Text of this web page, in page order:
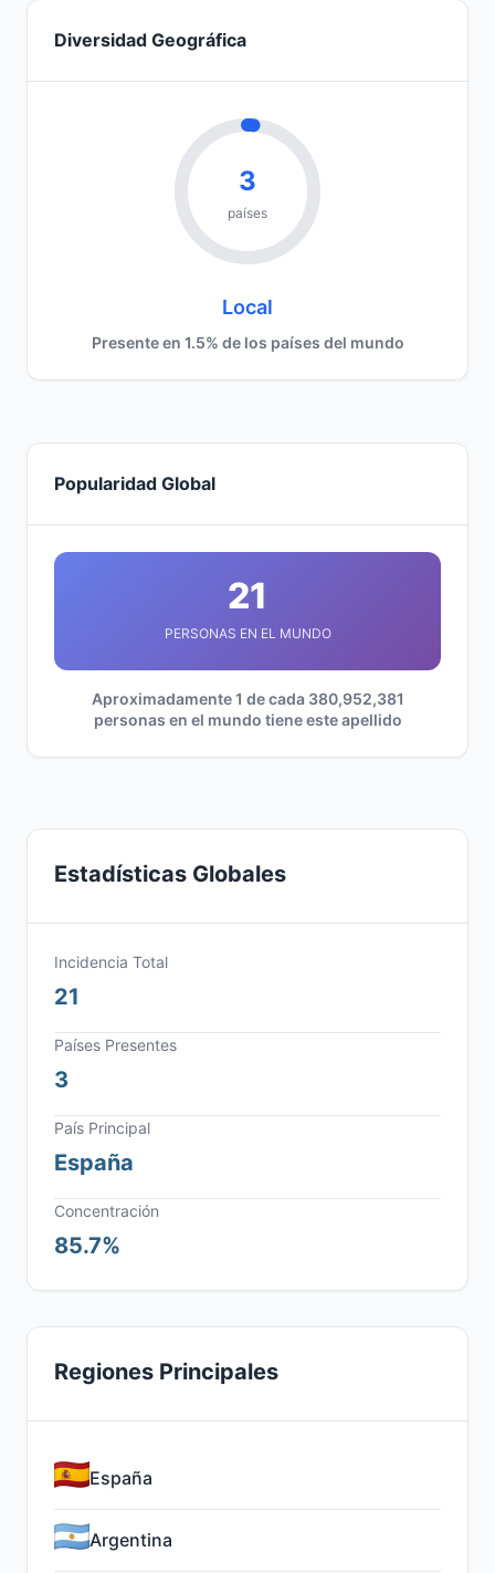
Diversidad Geográfica
3
países
Local
Presente en 1.5% de los países del mundo
Popularidad Global
21
PERSONAS EN EL MUNDO
Aproximadamente 1 de cada 380,952,381
personas en el mundo tiene este apellido
Estadísticas Globales
Incidencia Total
21
Países Presentes
3
País Principal
España
Concentración
85.7%
Regiones Principales
España
Argentina